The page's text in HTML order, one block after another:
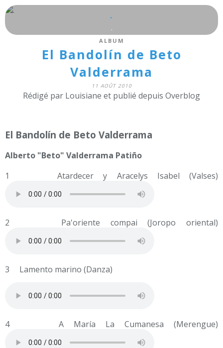
.
.
ALBUM
El Bandolín de Beto
Valderrama
11 AOÛT 2010
Rédigé par Louisiane et publié depuis Overblog
El Bandolín de Beto Valderrama
Alberto "Beto" Valderrama Patiño
1 Atardecer y Aracelys Isabel (Valses)
2 Pa'oriente compai (Joropo oriental)
3 Lamento marino (Danza)
4 A María La Cumanesa (Merengue)